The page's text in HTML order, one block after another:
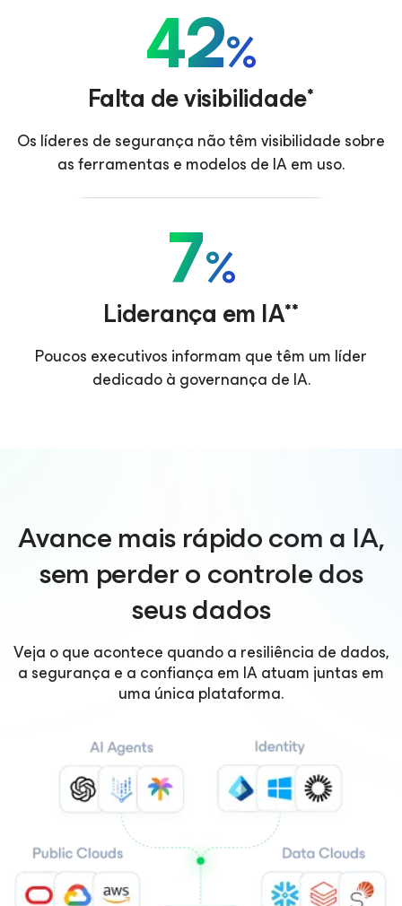
42%
Falta de visibilidade*
Os líderes de segurança não têm visibilidade sobre
as ferramentas e modelos de IA em uso.
7%
Liderança em IA**
Poucos executivos informam que têm um líder
dedicado à governança de IA.
Avance mais rápido com a IA,
sem perder o controle dos
seus dados
Veja o que acontece quando a resiliência de dados,
a segurança e a confiança em IA atuam juntas em
uma única plataforma.